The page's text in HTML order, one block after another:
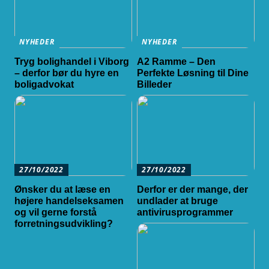
NYHEDER
Tryg bolighandel i Viborg
– derfor bør du hyre en
boligadvokat
NYHEDER
A2 Ramme – Den
Perfekte Løsning til Dine
Billeder
27/10/2022
Ønsker du at læse en
højere handelseksamen
og vil gerne forstå
forretningsudvikling?
27/10/2022
Derfor er der mange, der
undlader at bruge
antivirusprogrammer